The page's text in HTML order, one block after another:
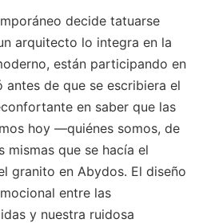
decide tatuarse
arquitecto lo integra en la
están participando en
de que se escribiera el
en saber que las
hoy —quiénes somos, de
que se hacía el
granito en Abydos. El diseño
entre las
y nuestra ruidosa